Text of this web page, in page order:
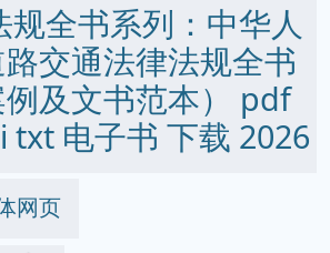
规全书系列：中华人
交通法律法规全书
例及文书范本） pdf
电子书 下载 2026
网页